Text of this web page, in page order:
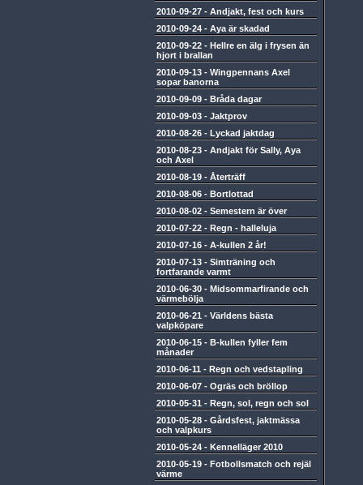
2010-09-27 - Andjakt, fest och kurs
2010-09-24 - Aya är skadad
2010-09-22 - Hellre en älg i frysen än
hjort i brallan
2010-09-13 - Wingpennans Axel
sopar banorna
2010-09-09 - Bråda dagar
2010-09-03 - Jaktprov
2010-08-26 - Lyckad jaktdag
2010-08-23 - Andjakt för Sally, Aya
och Axel
2010-08-19 - Återträff
2010-08-06 - Bortlottad
2010-08-02 - Semestern är över
2010-07-22 - Regn - halleluja
2010-07-16 - A-kullen 2 år!
2010-07-13 - Simträning och
fortfarande varmt
2010-06-30 - Midsommarfirande och
värmebölja
2010-06-21 - Världens bästa
valpköpare
2010-06-15 - B-kullen fyller fem
månader
2010-06-11 - Regn och vedstapling
2010-06-07 - Ogräs och bröllop
2010-05-31 - Regn, sol, regn och sol
2010-05-28 - Gårdsfest, jaktmässa
och valpkurs
2010-05-24 - Kennelläger 2010
2010-05-19 - Fotbollsmatch och rejäl
värme